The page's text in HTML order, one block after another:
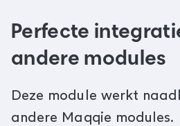
Perfecte
andere modules
Deze module werkt
andere Maqqie modules.